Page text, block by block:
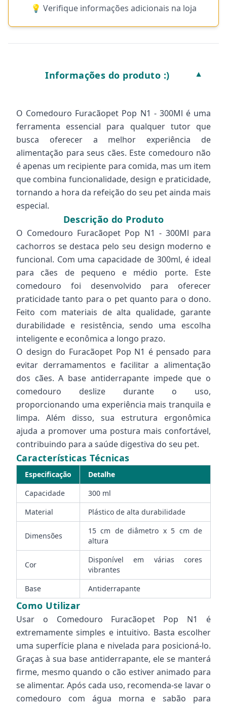
💡 Verifique informações adicionais na loja
Informações do produto :) ▼
O Comedouro Furacãopet Pop N1 - 300Ml é uma
ferramenta essencial para qualquer tutor que
busca oferecer a melhor experiência de
alimentação para seus cães. Este comedouro não
é apenas um recipiente para comida, mas um item
que combina funcionalidade, design e praticidade,
tornando a hora da refeição do seu pet ainda mais
especial.
Descrição do Produto
O Comedouro Furacãopet Pop N1 - 300Ml para
cachorros se destaca pelo seu design moderno e
funcional. Com uma capacidade de 300ml, é ideal
para cães de pequeno e médio porte. Este
comedouro foi desenvolvido para oferecer
praticidade tanto para o pet quanto para o dono.
Feito com materiais de alta qualidade, garante
durabilidade e resistência, sendo uma escolha
inteligente e econômica a longo prazo.
O design do Furacãopet Pop N1 é pensado para
evitar derramamentos e facilitar a alimentação
dos cães. A base antiderrapante impede que o
comedouro deslize durante o uso,
proporcionando uma experiência mais tranquila e
limpa. Além disso, sua estrutura ergonômica
ajuda a promover uma postura mais confortável,
contribuindo para a saúde digestiva do seu pet.
Características Técnicas
Especificação
Detalhe
Capacidade
300 ml
Material
Plástico de alta durabilidade
Dimensões
15 cm de diâmetro x 5 cm de
altura
Cor
Disponível em várias cores
vibrantes
Base
Antiderrapante
Como Utilizar
Usar o Comedouro Furacãopet Pop N1 é
extremamente simples e intuitivo. Basta escolher
uma superfície plana e nivelada para posicioná-lo.
Graças à sua base antiderrapante, ele se manterá
firme, mesmo quando o cão estiver animado para
se alimentar. Após cada uso, recomenda-se lavar o
comedouro com água morna e sabão para